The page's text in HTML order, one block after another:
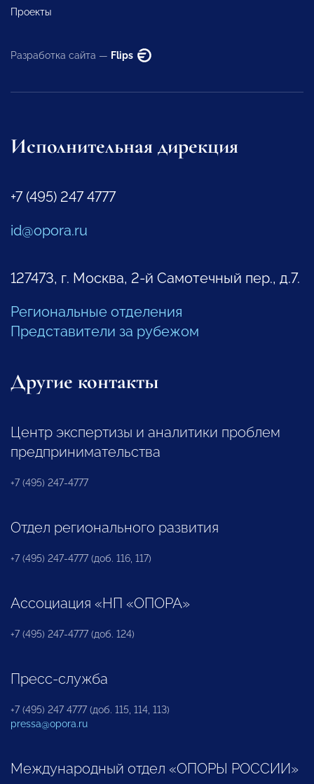
Проекты
Разработка сайта — Flips
Исполнительная дирекция
+7 (495) 247 4777
id@opora.ru
127473, г. Москва, 2-й Самотечный пер., д.7.
Региональные отделения
Представители за рубежом
Другие контакты
Центр экспертизы и аналитики проблем
предпринимательства
+7 (495) 247-4777
Отдел регионального развития
+7 (495) 247-4777 (доб. 116, 117)
Ассоциация «НП «ОПОРА»
+7 (495) 247-4777 (доб. 124)
Пресс-служба
+7 (495) 247 4777 (доб. 115, 114, 113)
pressa@opora.ru
Международный отдел «ОПОРЫ РОССИИ»